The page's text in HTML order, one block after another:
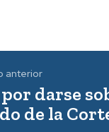
anterior
darse
de la